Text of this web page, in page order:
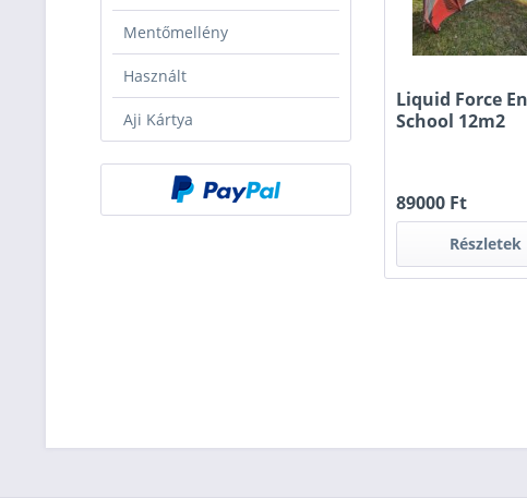
Mentőmellény
Használt
Aji Kártya
Liquid Force
School 12m2
89000 Ft
Részletek